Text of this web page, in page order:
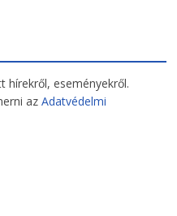
hírekről, eseményekről.
azAdatvédelmi